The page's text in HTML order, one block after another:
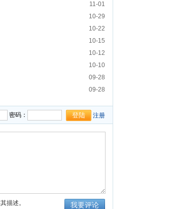
11-01
10-29
10-22
10-15
10-12
10-10
09-28
09-28
密码： 注册
描述。